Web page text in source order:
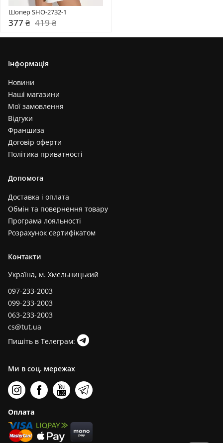
Шопер SHO-2732-1
377 ₴ 419 ₴
Інформація
Новини
Наші магазини
Мої замовлення
Відгуки
Франшиза
Договір оферти
Політика приватності
Допомога
Доставка і оплата
Обмін та повернення товару
Програма лояльності
Розрахунок сертифікатом
Контакти
Україна, м. Хмельницький
097-233-2003
099-233-2003
063-233-2003
cs@tut.ua
Пишіть в Телеграм:
Ми в соц. мережах
Оплата